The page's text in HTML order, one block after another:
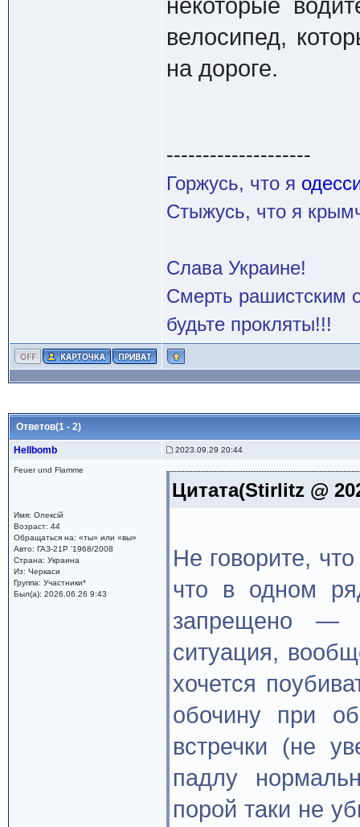
некоторые
велосипед,
на дороге.
--------------------
Горжусь, что я
Стыжусь, что я
Слава Украине!
Смерть рашистским
будьте прокляты!!!
Ответов(1 - 2)
Hellbomb 2023.09.29 20:44
Feuer und Flamme
Имя: Олексій
Возраст: 44
Обращаться на: «ты» или «вы»
Авто: ГАЗ-21Р '1968/2008
Страна: Украина
Из: Черкаси
Группа: Участники*
Был(а): 2026.06.26 9:43
Цитата(Stirlitz @
Не говорите,
что в одном
запрещено —
ситуация,
хочется
обочину при
встречки (не
падлу
порой таки не